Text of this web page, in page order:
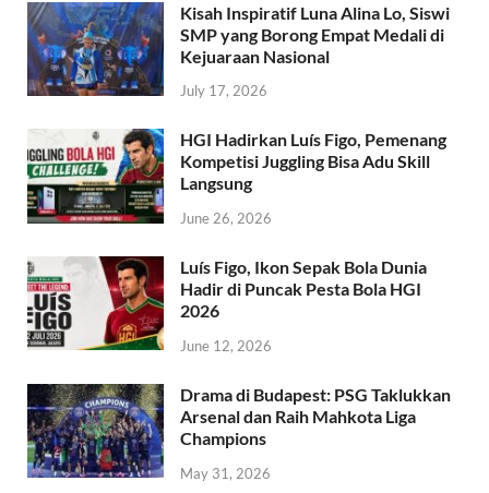
Kisah Inspiratif Luna Alina Lo, Siswi
SMP yang Borong Empat Medali di
Kejuaraan Nasional
July 17, 2026
HGI Hadirkan Luís Figo, Pemenang
Kompetisi Juggling Bisa Adu Skill
Langsung
June 26, 2026
Luís Figo, Ikon Sepak Bola Dunia
Hadir di Puncak Pesta Bola HGI
2026
June 12, 2026
Drama di Budapest: PSG Taklukkan
Arsenal dan Raih Mahkota Liga
Champions
May 31, 2026